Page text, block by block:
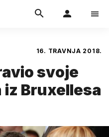
16. TRAVNJA 2018.
svoje
iz Bruxellesa